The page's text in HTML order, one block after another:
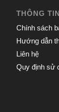
THÔNG
Chính sách
Hướng dẫn
Liên hệ
Quy định sử